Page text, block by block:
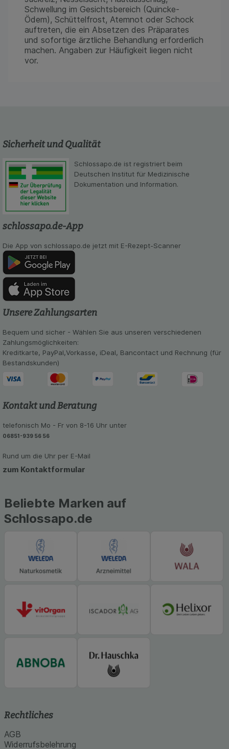
auch auf Ihre Bedürfnisse zugeschrittene Inhalte
anzuzeigen und unser Partnerprogramm zu
betreiben.
Statistik & Tracking:Hierüber lassen sich
Informationen über die Art und Weise der Nutzung
Schwellung im Gesichtsbereich (Quincke-
Ödem), Schüttelfrost, Atemnot oder Schock
auftreten, die ein Absetzen des Präparates
und sofortige ärztliche Behandlung erforderlich
machen. Angaben zur Häufigkeit liegen nicht
vor.
Sicherheit und Qualität
Schlossapo.de ist registriert beim
Deutschen Institut für Medizinische
Dokumentation und Information.
schlossapo.de-App
Die App von schlossapo.de jetzt mit E-Rezept-Scanner
Unsere Zahlungsarten
Bequem und sicher - Wählen Sie aus unseren verschiedenen
Zahlungsmöglichkeiten:
Kreditkarte, PayPal,Vorkasse, iDeal, Bancontact und Rechnung (für
Bestandskunden)
Kontakt und Beratung
telefonisch Mo - Fr von 8-16 Uhr unter
06851-939 56 56
Rund um die Uhr per E-Mail
zum Kontaktformular
Beliebte Marken auf
Schlossapo.de
Rechtliches
AGB
Widerrufsbelehrung